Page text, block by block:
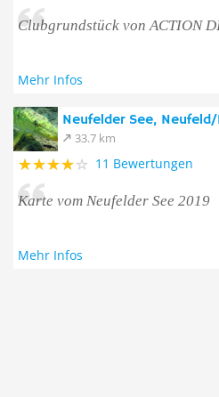
Clubgrundstück von ACTION
Mehr Infos
Neufelder See,
33.7 km
11 Bewertungen
Karte vom Neufelder See 2019
Mehr Infos